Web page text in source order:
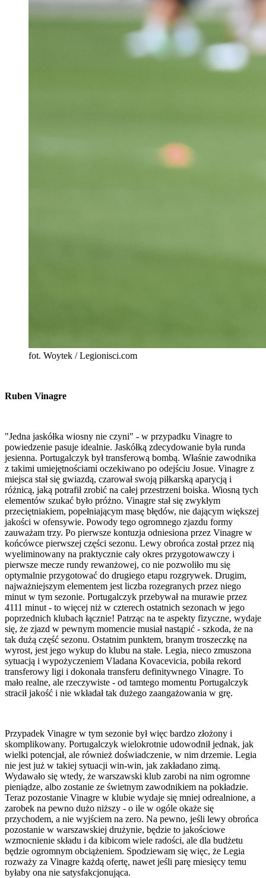
fot. Woytek / Legionisci.com
Ruben Vinagre
"Jedna jaskółka wiosny nie czyni" - w przypadku Vinagre to
powiedzenie pasuje idealnie. Jaskółką zdecydowanie była runda
jesienna. Portugalczyk był transferową bombą. Właśnie zawodnika
z takimi umiejętnościami oczekiwano po odejściu Josue. Vinagre z
miejsca stał się gwiazdą, czarował swoją piłkarską aparycją i
różnicą, jaką potrafił zrobić na całej przestrzeni boiska. Wiosną tych
elementów szukać było próżno. Vinagre stał się zwykłym
przeciętniakiem, popełniającym masę błędów, nie dającym większej
jakości w ofensywie. Powody tego ogromnego zjazdu formy
zauważam trzy. Po pierwsze kontuzja odniesiona przez Vinagre w
końcówce pierwszej części sezonu. Lewy obrońca został przez nią
wyeliminowany na praktycznie cały okres przygotowawczy i
pierwsze mecze rundy rewanżowej, co nie pozwoliło mu się
optymalnie przygotować do drugiego etapu rozgrywek. Drugim,
najważniejszym elementem jest liczba rozegranych przez niego
minut w tym sezonie. Portugalczyk przebywał na murawie przez
4111 minut - to więcej niż w czterech ostatnich sezonach w jego
poprzednich klubach łącznie! Patrząc na te aspekty fizyczne, wydaje
się, że zjazd w pewnym momencie musiał nastąpić - szkoda, że na
tak dużą część sezonu. Ostatnim punktem, branym troszeczkę na
wyrost, jest jego wykup do klubu na stałe. Legia, nieco zmuszona
sytuacją i wypożyczeniem Vladana Kovacevicia, pobiła rekord
transferowy ligi i dokonała transferu definitywnego Vinagre. To
mało realne, ale rzeczywiste - od tamtego momentu Portugalczyk
stracił jakość i nie wkładał tak dużego zaangażowania w grę.
Przypadek Vinagre w tym sezonie był więc bardzo złożony i
skomplikowany. Portugalczyk wielokrotnie udowodnił jednak, jak
wielki potencjał, ale również doświadczenie, w nim drzemie. Legia
nie jest już w takiej sytuacji win-win, jak zakładano zimą.
Wydawało się wtedy, że warszawski klub zarobi na nim ogromne
pieniądze, albo zostanie ze świetnym zawodnikiem na pokładzie.
Teraz pozostanie Vinagre w klubie wydaje się mniej odrealnione, a
zarobek na pewno dużo niższy - o ile w ogóle okaże się
przychodem, a nie wyjściem na zero. Na pewno, jeśli lewy obrońca
pozostanie w warszawskiej drużynie, będzie to jakościowe
wzmocnienie składu i da kibicom wiele radości, ale dla budżetu
będzie ogromnym obciążeniem. Spodziewam się więc, że Legia
rozważy za Vinagre każdą ofertę, nawet jeśli parę miesięcy temu
byłaby ona nie satysfakcjonująca.